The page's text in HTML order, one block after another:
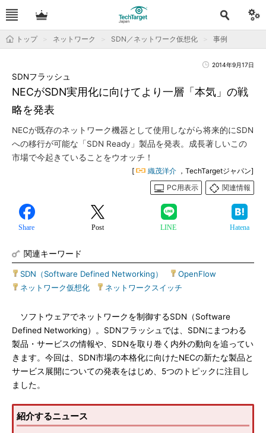
トップ ネットワーク SDN／ネットワーク仮想化 事例
2014年9月17日
NECがSDN実用化に向けてより一層「本気」の戦
略を発表
SDNフラッシュ
NECが既存のネットワーク機器として使用しながら将来的にSDN
への移行が可能な「SDN Ready」製品を発表。成長著しいこの
市場で今起きていることをウオッチ！
[ 織茂洋介 ，TechTargetジャパン]
PC用表示
関連情報
Share Post LINE Hatena
関連キーワード
SDN（Software Defined Networking） OpenFlow
ネットワーク仮想化
ネットワークスイッチ
ソフトウェアでネットワークを制御するSDN（Software
Defined Networking）。SDNフラッシュでは、SDNにまつわる
製品・サービスの情報や、SDNを取り巻く内外の動向を追ってい
きます。今回は、SDN市場の本格化に向けたNECの新たな製品と
サービス展開についての発表をはじめ、5つのトピックに注目し
ました。
紹介するニュース